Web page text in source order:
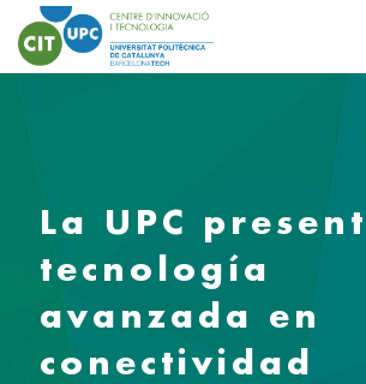
La UPC
tecnología
avanzada en
conectividad